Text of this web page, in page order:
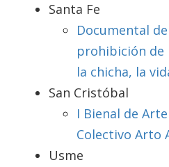
Santa Fe
Documental
prohibición de
la chicha, la
San Cristóbal
I Bienal de
Colectivo Arto
Usme